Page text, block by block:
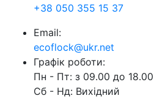
+38 050 355 15 37
Email:
ecoflock@ukr.net
Графік роботи:
Пн - Пт: з 09.00 до 18.00
Cб - Нд: Вихідний